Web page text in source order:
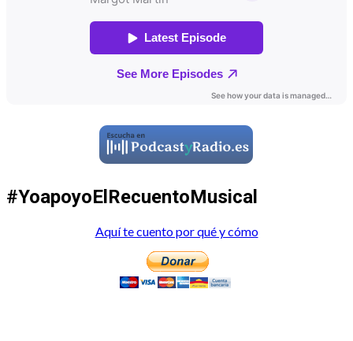
#YoapoyoElRecuentoMusical
Aquí te cuento por qué y cómo